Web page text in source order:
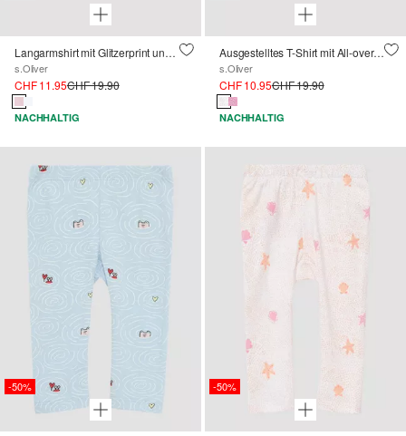
Langarmshirt mit Glitzerprint und Mausezahnkante
s.Oliver
CHF 11.95CHF 19.90
NACHHALTIG
Ausgestelltes T-Shirt mit All-over-Print
s.Oliver
CHF 10.95CHF 19.90
NACHHALTIG
-50% -50%